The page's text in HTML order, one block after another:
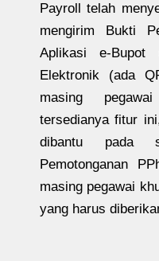
Payroll telah
mengirim Bukti
Aplikasi e-Bupot
Elektronik (ada
masing
tersedianya fitur
dibantu pada
Pemotonganan
masing pegawai
yang harus